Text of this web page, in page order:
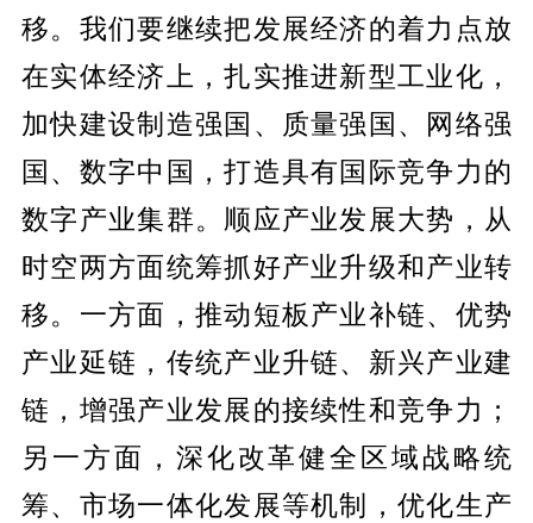
移。我们要继续把发展经济的着力点放
在实体经济上，扎实推进新型工业化，
加快建设制造强国、质量强国、网络强
国、数字中国，打造具有国际竞争力的
数字产业集群。顺应产业发展大势，从
时空两方面统筹抓好产业升级和产业转
移。一方面，推动短板产业补链、优势
产业延链，传统产业升链、新兴产业建
链，增强产业发展的接续性和竞争力；
另一方面，深化改革健全区域战略统
筹、市场一体化发展等机制，优化生产